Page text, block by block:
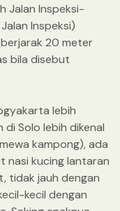
Jalan Inspeksi-
Inspeksi)
berjarak 20 meter
bila disebut
lebih
di Solo lebih dikenal
kampong), ada
nasi kucing lantaran
tidak jauh dengan
kecil dengan